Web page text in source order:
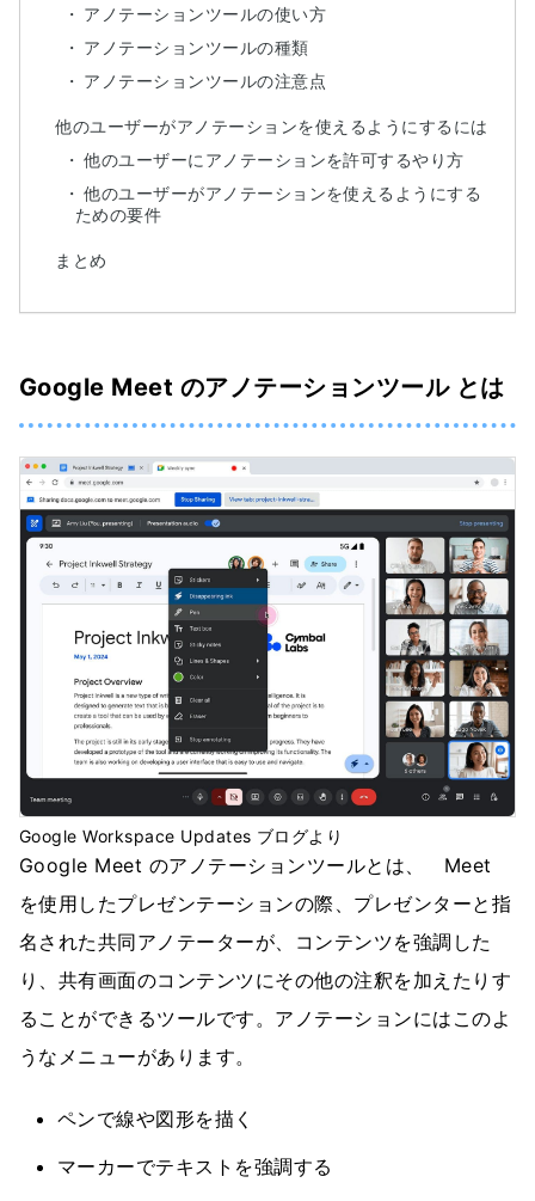
アノテーションツールの使い方
アノテーションツールの種類
アノテーションツールの注意点
他のユーザーがアノテーションを使えるようにするには
他のユーザーにアノテーションを許可するやり方
他のユーザーがアノテーションを使えるようにする
ための要件
まとめ
Google Meet のアノテーションツール とは
Google Workspace Updates ブログより
Google Meet のアノテーションツールとは、 Meet
を使用したプレゼンテーションの際、プレゼンターと指
名された共同アノテーターが、コンテンツを強調した
り、共有画面のコンテンツにその他の注釈を加えたりす
ることができるツールです。アノテーションにはこのよ
うなメニューがあります。
ペンで線や図形を描く
マーカーでテキストを強調する